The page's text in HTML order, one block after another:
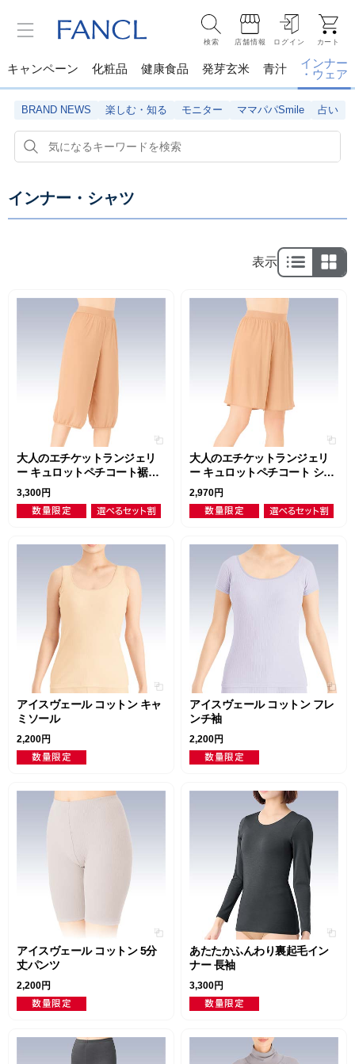
検索 店舗情報 ログイン カート
キャンペーン 化粧品 健康食品 発芽玄米 青汁
インナー
・ウェア
BRAND NEWS 楽しむ・知る モニター ママパパSmile 占い
インナー・シャツ
表示
大人のエチケットランジェリ
ー キュロットペチコート裾ゴ
ム付
3,300円
大人のエチケットランジェリ
ー キュロットペチコート ショ
ート
2,970円
アイスヴェール コットン キャ
ミソール
2,200円
アイスヴェール コットン フレ
ンチ袖
2,200円
アイスヴェール コットン 5分
丈パンツ
2,200円
あたたかふんわり裏起毛イン
ナー 長袖
3,300円